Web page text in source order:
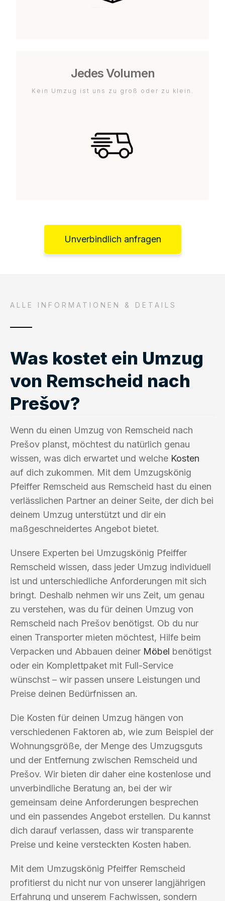
Jedes Volumen
Kein Umzug ist uns zu groß oder zu klein.
Unverbindlich anfragen
ALLE INFORMATIONEN & DETAILS
Was kostet ein Umzug
von Remscheid nach
Prešov?
Wenn du einen Umzug von Remscheid nach
Prešov planst, möchtest du natürlich genau
wissen, was dich erwartet und welche Kosten
auf dich zukommen. Mit dem Umzugskönig
Pfeiffer Remscheid aus Remscheid hast du einen
verlässlichen Partner an deiner Seite, der dich bei
deinem Umzug unterstützt und dir ein
maßgeschneidertes Angebot bietet.
Unsere Experten bei Umzugskönig Pfeiffer
Remscheid wissen, dass jeder Umzug individuell
ist und unterschiedliche Anforderungen mit sich
bringt. Deshalb nehmen wir uns Zeit, um genau
zu verstehen, was du für deinen Umzug von
Remscheid nach Prešov benötigst. Ob du nur
einen Transporter mieten möchtest, Hilfe beim
Verpacken und Abbauen deiner Möbel benötigst
oder ein Komplettpaket mit Full-Service
wünschst – wir passen unsere Leistungen und
Preise deinen Bedürfnissen an.
Die Kosten für deinen Umzug hängen von
verschiedenen Faktoren ab, wie zum Beispiel der
Wohnungsgröße, der Menge des Umzugsguts
und der Entfernung zwischen Remscheid und
Prešov. Wir bieten dir daher eine kostenlose und
unverbindliche Beratung an, bei der wir
gemeinsam deine Anforderungen besprechen
und ein passendes Angebot erstellen. Du kannst
dich darauf verlassen, dass wir transparente
Preise und keine versteckten Kosten haben.
Mit dem Umzugskönig Pfeiffer Remscheid
profitierst du nicht nur von unserer langjährigen
Erfahrung und unserem Fachwissen, sondern